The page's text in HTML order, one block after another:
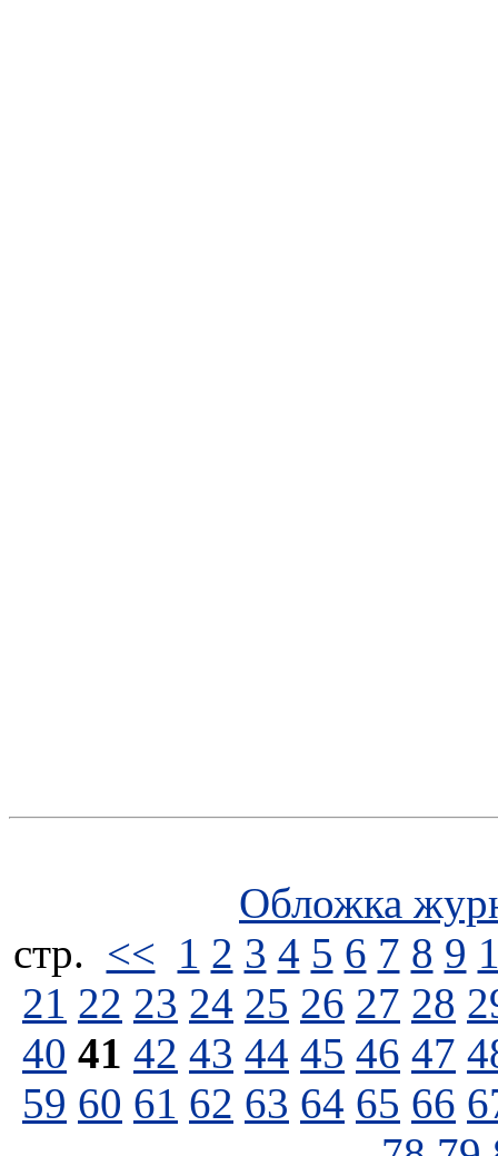
Обложка
стp. << 1 2 3 4 5 6 7 8 9
21 22 23 24 25 26 27 28
40 41 42 43 44 45 46 47
59 60 61 62 63 64 65 66